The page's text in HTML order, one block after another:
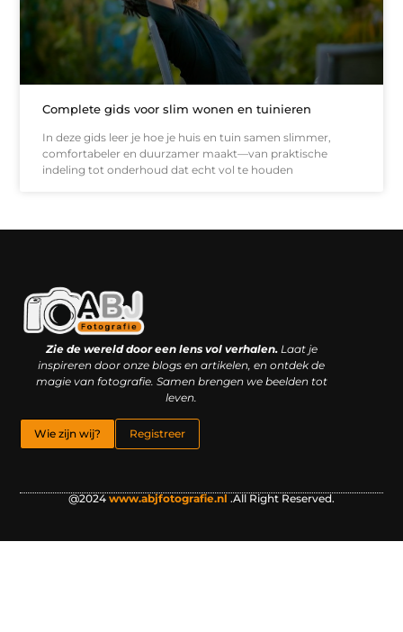
Complete gids voor slim wonen en tuinieren
In deze gids leer je hoe je huis en tuin samen slimmer,
comfortabeler en duurzamer maakt—van praktische
indeling tot onderhoud dat echt vol te houden
Zie de wereld door een lens vol verhalen.Laat je
inspireren door onze blogs en artikelen, en ontdek de
magie van fotografie. Samen brengen we beelden tot
leven.
Wie zijn wij? Registreer
@2024 www.abjfotografie.nl .All Right Reserved.